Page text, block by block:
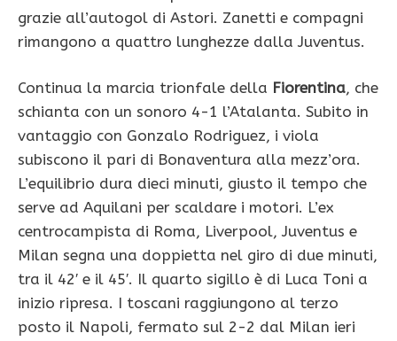
grazie all’autogol di Astori. Zanetti e compagni
rimangono a quattro lunghezze dalla Juventus.
Continua la marcia trionfale della Fiorentina, che
schianta con un sonoro 4-1 l’Atalanta. Subito in
vantaggio con Gonzalo Rodriguez, i viola
subiscono il pari di Bonaventura alla mezz’ora.
L’equilibrio dura dieci minuti, giusto il tempo che
serve ad Aquilani per scaldare i motori. L’ex
centrocampista di Roma, Liverpool, Juventus e
Milan segna una doppietta nel giro di due minuti,
tra il 42′ e il 45′. Il quarto sigillo è di Luca Toni a
inizio ripresa. I toscani raggiungono al terzo
posto il Napoli, fermato sul 2-2 dal Milan ieri